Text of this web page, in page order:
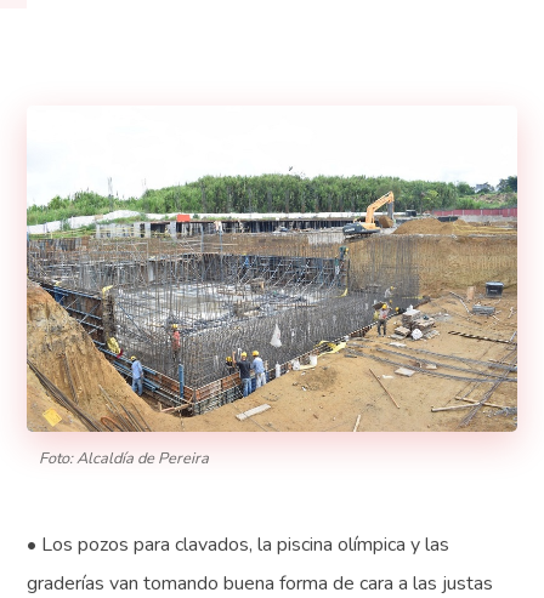
Foto: Alcaldía de Pereira
• Los pozos para clavados, la piscina olímpica y las
graderías van tomando buena forma de cara a las justas